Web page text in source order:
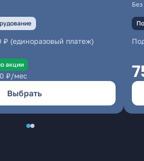
₽ (единоразовый платеж)
акции
₽/мес
Выбрать